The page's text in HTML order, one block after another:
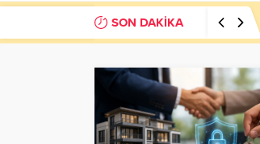
SON DAKİKA